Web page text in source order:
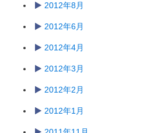
2012年8月
2012年6月
2012年4月
2012年3月
2012年2月
2012年1月